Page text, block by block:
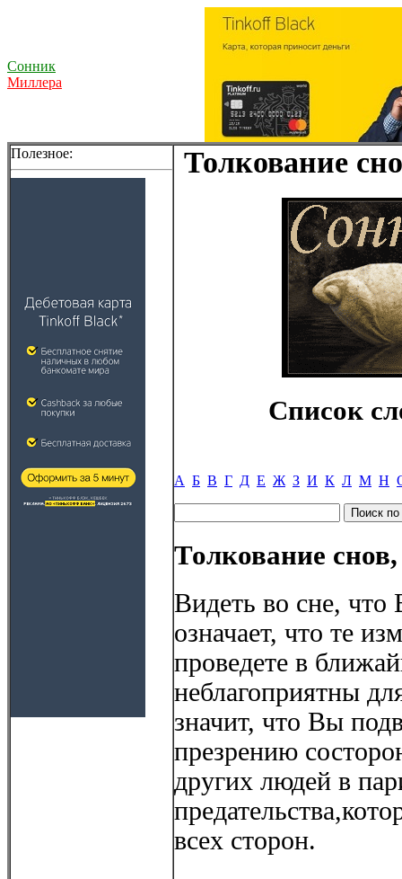
Сонник
Миллера
Полезное: Толкование
Список
А Б В Г Д Е Ж З И К Л М Н
Толкование
Видеть во сне,
означает, что те
проведете в
неблагоприятны
значит, что Вы
презрению
других людей в
всех сторон.